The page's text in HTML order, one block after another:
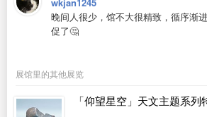
wkjan1245
晚间人很少，馆不大很精致，循序渐
促了🤔
展馆里的其他展览
「仰望星空」天文主题系列